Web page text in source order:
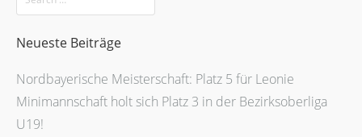
Neueste Beiträge
Nordbayerische Meisterschaft: Platz 5 für Leonie
Minimannschaft holt sich Platz 3 in der Bezirksoberliga
U19!